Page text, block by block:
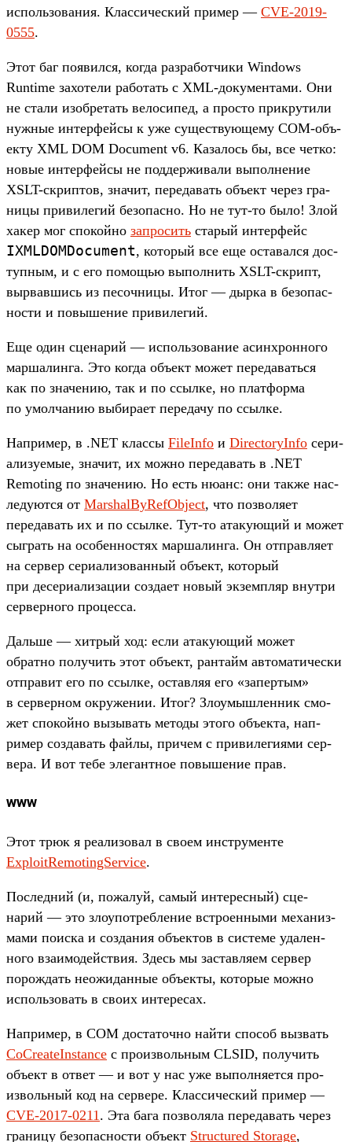
исполь­зования. Клас­сичес­кий при­мер — CVE-2019-
0555.
Этот баг появил­ся, ког­да раз­работ­чики Windows
Runtime захоте­ли работать с XML-докумен­тами. Они
не ста­ли изоб­ретать велоси­пед, а прос­то прик­рутили
нуж­ные интерфей­сы к уже сущес­тву­юще­му COM-объ­
екту XML DOM Document v6. Казалось бы, все чет­ко:
новые интерфей­сы не под­держи­вали выпол­нение
XSLT-скрип­тов, зна­чит, переда­вать объ­ект через гра­
ницы при­виле­гий безопас­но. Но не тут‑то было! Злой
хакер мог спо­кой­но зап­росить ста­рый интерфейс
IXMLDOMDocument, который все еще оста­вал­ся дос­
тупным, и с его помощью выпол­нить XSLT-скрипт,
выр­вавшись из песоч­ницы. Итог — дыр­ка в безопас­
ности и повыше­ние при­виле­гий.
Еще один сце­нарий — исполь­зование асин­хрон­ного
мар­шалин­га. Это ког­да объ­ект может переда­вать­ся
как по зна­чению, так и по ссыл­ке, но плат­форма
по умол­чанию выбира­ет переда­чу по ссыл­ке.
Нап­ример, в .NET клас­сы FileInfo и DirectoryInfo сери­
али­зуемые, зна­чит, их мож­но переда­вать в .NET
Remoting по зна­чению. Но есть нюанс: они так­же нас­
леду­ются от MarshalByRefObject, что поз­воля­ет
переда­вать их и по ссыл­ке. Тут‑то ата­кующий и может
сыг­рать на осо­бен­ностях мар­шалин­га. Он отправ­ляет
на сер­вер сери­али­зован­ный объ­ект, который
при десери­али­зации соз­дает новый экзем­пляр внут­ри
сер­верно­го про­цес­са.
Даль­ше — хит­рый ход: если ата­кующий может
обратно получить этот объ­ект, ран­тайм авто­мати­чес­ки
отпра­вит его по ссыл­ке, оставляя его «запер­тым»
в сер­верном окру­жении. Итог? Зло­умыш­ленник смо­
жет спо­кой­но вызывать методы это­го объ­екта, нап­
ример соз­давать фай­лы, при­чем с при­виле­гиями сер­
вера. И вот тебе эле­ган­тное повыше­ние прав.
www
Этот трюк я реали­зовал в сво­ем инс­тру­мен­те
ExploitRemotingService.
Пос­ледний (и, пожалуй, самый инте­рес­ный) сце­
нарий — это зло­упот­ребле­ние встро­енны­ми механиз­
мами поис­ка и соз­дания объ­ектов в сис­теме уда­лен­
ного вза­имо­дей­ствия. Здесь мы зас­тавля­ем сер­вер
порож­дать неожи­дан­ные объ­екты, которые мож­но
исполь­зовать в сво­их инте­ресах.
Нап­ример, в COM дос­таточ­но най­ти спо­соб выз­вать
CoCreateInstance с про­изволь­ным CLSID, получить
объ­ект в ответ — и вот у нас уже выпол­няет­ся про­
изволь­ный код на сер­вере. Клас­сичес­кий при­мер —
CVE-2017-0211. Эта бага поз­воляла переда­вать через
гра­ницу безопас­ности объ­ект Structured Storage,